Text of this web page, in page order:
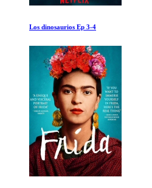
Johnson Nixon y Vietnam: Un Reves de